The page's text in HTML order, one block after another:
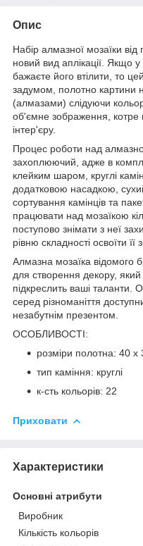
Опис
Набір алмазної мозаїки
новий вид аплікації. Якщо у
бажаєте його втілити, то
задумом, полотно картини
(алмазами) слідуючи
об'ємне зображення, котре
інтер'єру.
Процес роботи над
захоплюючий, адже в
клейким шаром, круглі
додатковою насадкою,
сортування камінців та
працювати над мозаїкою
поступово знімати з неї
рівню складності освоїти її
Алмазна мозаїка відомого
для створення декору, який
підкреслить ваші
серед різноманіття
незабутнім презентом.
ОСОБЛИВОСТІ:
розміри полотна: 40 x
тип каміння: круглі
к-сть кольорів: 22
Приховати
Характеристики
Основні атрибути
Виробник
Кількість кольорів